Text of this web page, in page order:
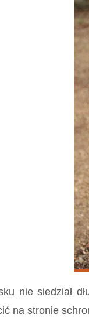
nie siedział
na stronie